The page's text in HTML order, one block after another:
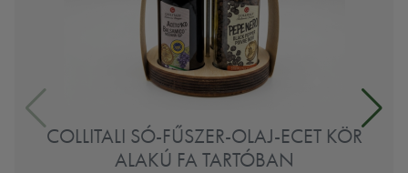
COLLITALI SÓ-FŰSZER-OLAJ-ECET KÖR
ALAKÚ FA TARTÓBAN